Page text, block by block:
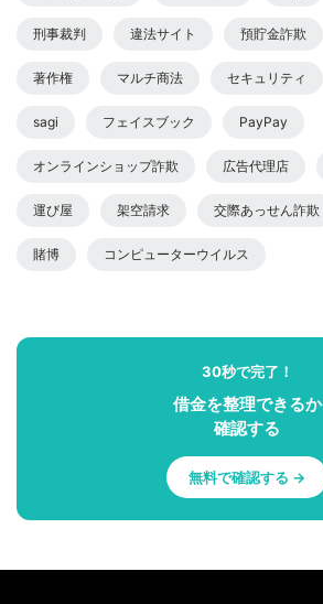
刑事裁判 違法サイト 預貯金詐欺
著作権 マルチ商法 セキュリティ
sagi フェイスブック PayPay
オンラインショップ詐欺 広告代理店
運び屋 架空請求 交際あっせん詐欺
賭博 コンピューターウイルス
30秒で完了！
借金を整理できるか
確認する
無料で確認する →